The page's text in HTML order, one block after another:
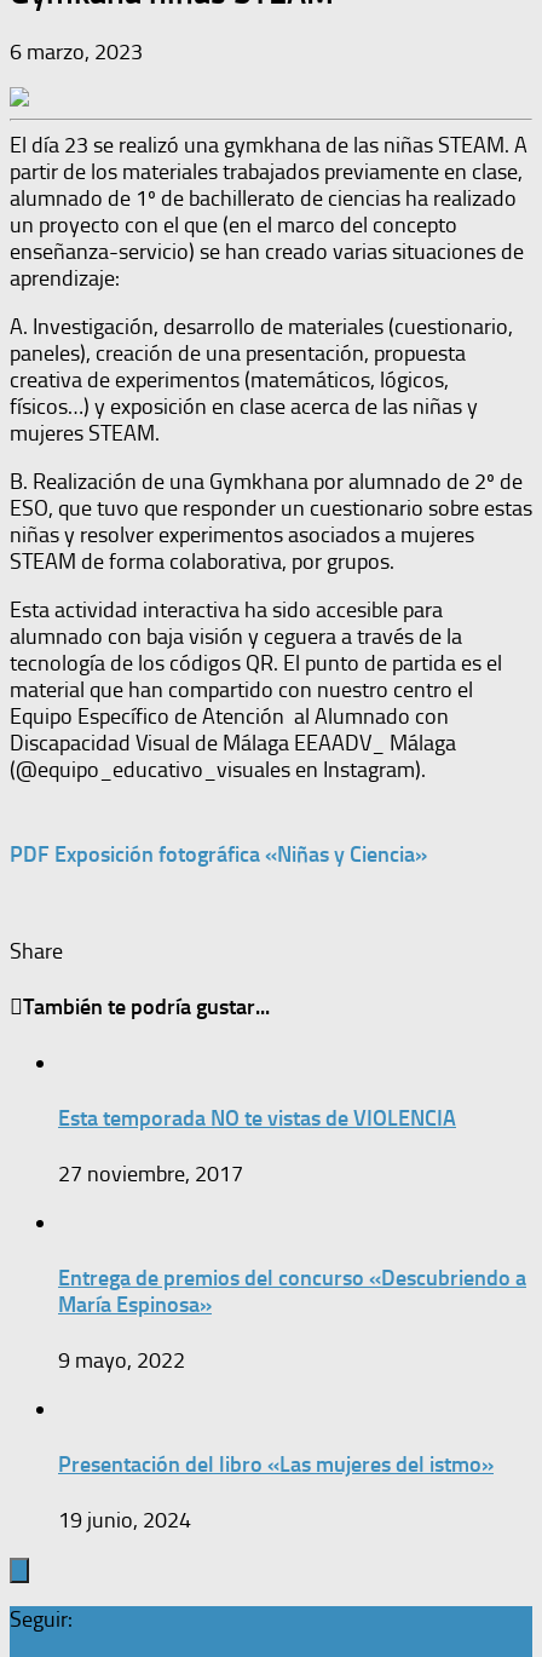
6 marzo, 2023
El día 23 se realizó una gymkhana de las niñas STEAM. A
partir de los materiales trabajados previamente en clase,
alumnado de 1º de bachillerato de ciencias ha realizado
un proyecto con el que (en el marco del concepto
enseñanza-servicio) se han creado varias situaciones de
aprendizaje:
A. Investigación, desarrollo de materiales (cuestionario,
paneles), creación de una presentación, propuesta
creativa de experimentos (matemáticos, lógicos,
físicos…) y exposición en clase acerca de las niñas y
mujeres STEAM.
B. Realización de una Gymkhana por alumnado de 2º de
ESO, que tuvo que responder un cuestionario sobre estas
niñas y resolver experimentos asociados a mujeres
STEAM de forma colaborativa, por grupos.
Esta actividad interactiva ha sido accesible para
alumnado con baja visión y ceguera a través de la
tecnología de los códigos QR. El punto de partida es el
material que han compartido con nuestro centro el
Equipo Específico de Atención al Alumnado con
Discapacidad Visual de Málaga EEAADV_ Málaga
(@equipo_educativo_visuales en Instagram).
PDF Exposición fotográfica «Niñas y Ciencia»
Share
También te podría gustar...
Esta temporada NO te vistas de VIOLENCIA
27 noviembre, 2017
Entrega de premios del concurso «Descubriendo a
María Espinosa»
9 mayo, 2022
Presentación del libro «Las mujeres del istmo»
19 junio, 2024
Seguir: